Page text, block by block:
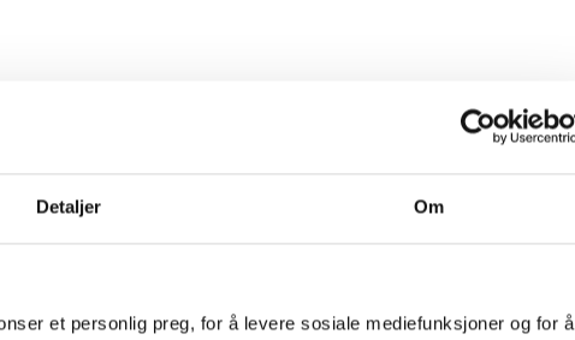
Detaljer Om
et personlig preg, for å levere sosiale mediefunksjoner og for å